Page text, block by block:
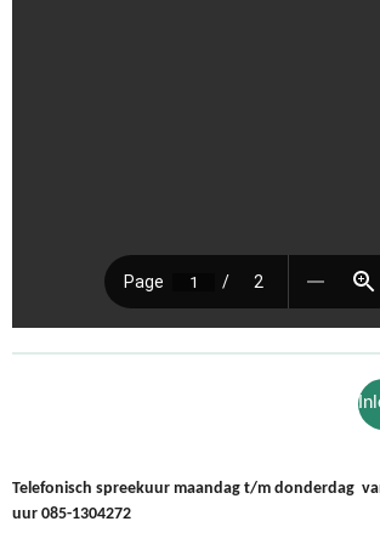
Telefonisch spreekuur maandag t/m donderdag
uur 085-1304272